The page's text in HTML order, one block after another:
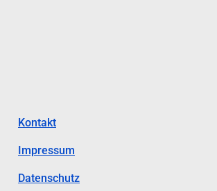
Kontakt
Impressum
Datenschutz